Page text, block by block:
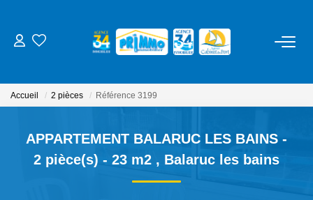
ESTIMER
Accueil 2 pièces Référence 3199
APPARTEMENT BALARUC LES BAINS -
2 pièce(s) - 23 m2 , Balaruc les bains